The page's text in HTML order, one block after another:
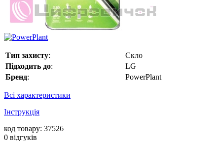
Тип захисту:
Скло
Підходить до:
LG
Бренд: PowerPlant
Всі характеристики
Інструкція
код товару: 37526
0 відгуків